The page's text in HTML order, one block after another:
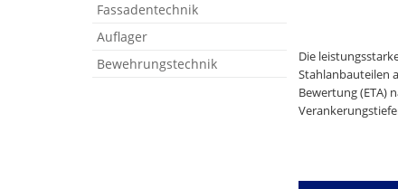
Fassadentechnik
Auflager
Bewehrungstechnik
Die
Stahlanbauteilen
Bewertung (ETA)